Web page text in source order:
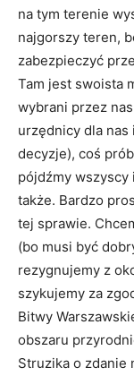
na tym terenie
najgorszy teren,
zabezpieczyć
Tam jest swoista
wybrani przez
urzędnicy dla nas
decyzje), coś
pójdźmy wszyscy
także. Bardzo
tej sprawie.
(bo musi być
rezygnujemy z
szykujemy za
Bitwy
obszaru
Struzika o zdanie